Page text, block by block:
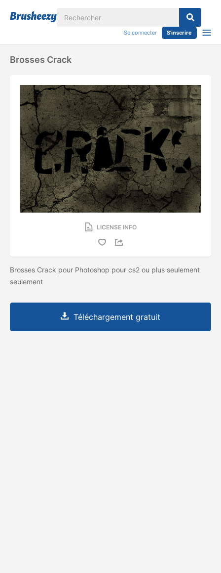
Se connecter S'inscrire
Brosses Crack
LICENSE INFO
Brosses Crack pour Photoshop pour cs2 ou plus seulement
seulement
Téléchargement gratuit